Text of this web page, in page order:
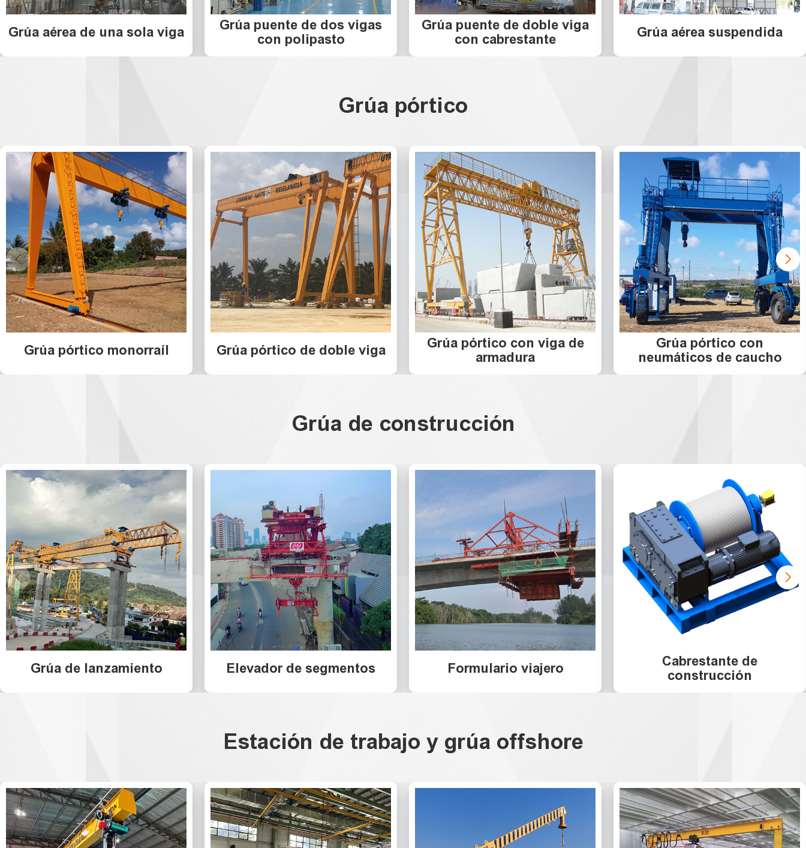
Grúa aérea de una sola viga
Grúa puente de dos vigas
con polipasto
Grúa puente de doble viga
con cabrestante
Grúa aérea suspendida
Grúa pórtico
Grúa pórtico monorraíl Grúa pórtico de doble viga
Grúa pórtico con viga de
armadura
Grúa pórtico con
neumáticos de caucho
Grúa de construcción
Grúa de lanzamiento Elevador de segmentos Formulario viajero
Cabrestante de
construcción
Estación de trabajo y grúa offshore